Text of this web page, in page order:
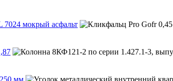
7024 мокрый асфальт
мм